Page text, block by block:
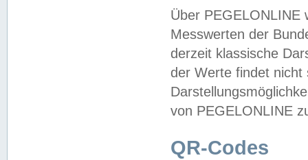
Über PEGELONLINE
Messwerten der
derzeit klassische
der Werte findet
von PEGELONLINE
QR-Codes